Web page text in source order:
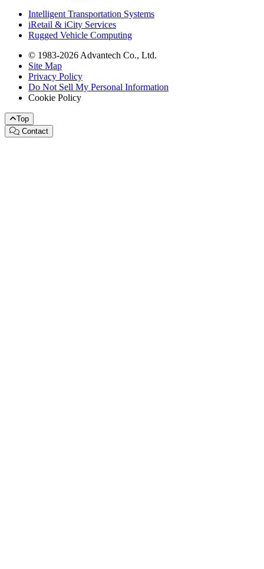
Intelligent Transportation Systems
iRetail & iCity Services
Rugged Vehicle Computing
© 1983-2026 Advantech Co., Ltd.
Site Map
Privacy Policy
Do Not Sell My Personal Information
Cookie Policy
Top
Contact